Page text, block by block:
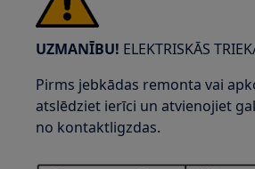
UZMANĪBU! ELEKTRISKĀS
Pirms jebkādas remonta vai
atslēdziet ierīci un atvienojiet
no kontaktligzdas.